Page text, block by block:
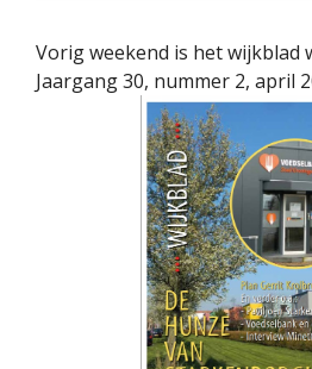
Vorig weekend is het wijkblad
Jaargang 30, nummer 2, april